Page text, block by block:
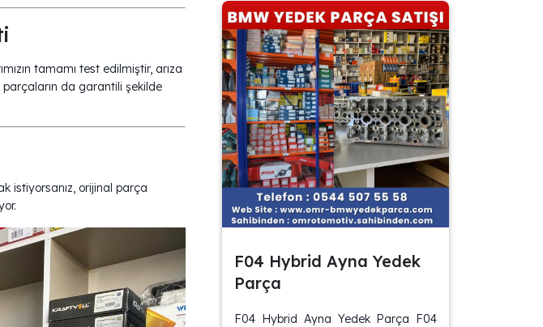
tamamı test edilmiştir, arıza
parçaların da garantili şekilde
istiyorsanız, orijinal parça
F04 Hybrid Ayna Yedek
Parça
F04 Hybrid Ayna Yedek Parça F04